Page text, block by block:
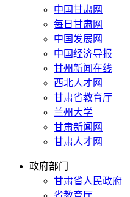
中国甘肃网
每日甘肃网
中国发展网
中国经济导报
甘州新闻在线
西北人才网
甘肃省教育厅
兰州大学
甘肃新闻网
甘肃人才网
政府部门
甘肃省人民政府